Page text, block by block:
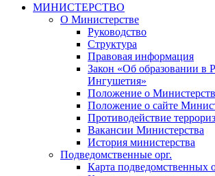
МИНИСТЕРСТВО
О Министерстве
Руководство
Структура
Правовая информация
Закон «Об образовании в
Ингушетия»
Положение о
Положение о сайте
Противодействие
Вакансии Министерства
История министерства
Подведомственные орг.
Карта подведомственных